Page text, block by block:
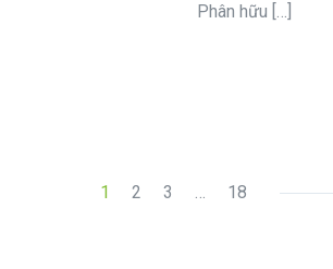
Phân hữu […]
1 2 3 … 18